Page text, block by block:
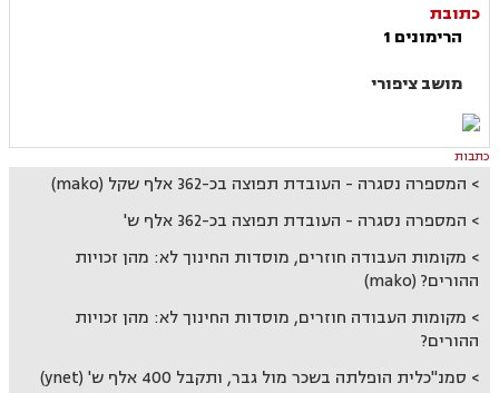
כתובת
הרימונים 1
מושב ציפורי
כתבות
המספרה נסגרה - העובדת תפוצה בכ-362 אלף שקל (mako)
המספרה נסגרה - העובדת תפוצה בכ-362 אלף ש'
מקומות העבודה חוזרים, מוסדות החינוך לא: מהן זכויות
ההורים? (mako)
מקומות העבודה חוזרים, מוסדות החינוך לא: מהן זכויות
ההורים?
סמנ"כלית הופלתה בשכר מול גבר, ותקבל 400 אלף ש' (ynet)